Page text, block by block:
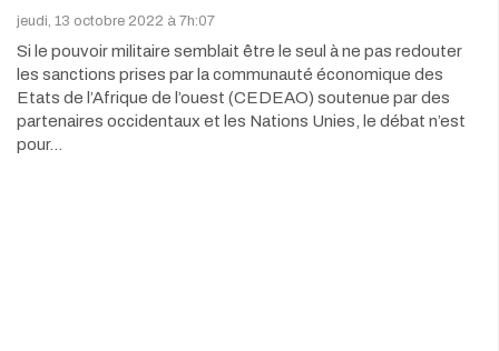
jeudi, 13 octobre 2022 à 7h:07
Si le pouvoir militaire semblait être le seul à ne pas redouter
les sanctions prises par la communauté économique des
Etats de l’Afrique de l’ouest (CEDEAO) soutenue par des
partenaires occidentaux et les Nations Unies, le débat n’est
pour…